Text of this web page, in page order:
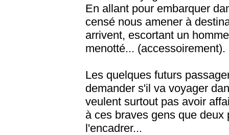
En allant pour embarquer
censé nous amener à
arrivent, escortant un
menotté... (accessoirement).
Les quelques futurs
demander s'il va voyager
veulent surtout pas avoir
à ces braves gens que
l'encadrer...